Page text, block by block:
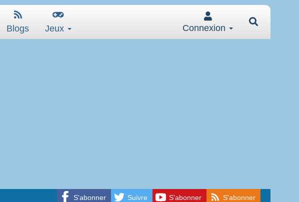
Blogs Jeux Connexion
S'abonner Suivre S'abonner S'abonner